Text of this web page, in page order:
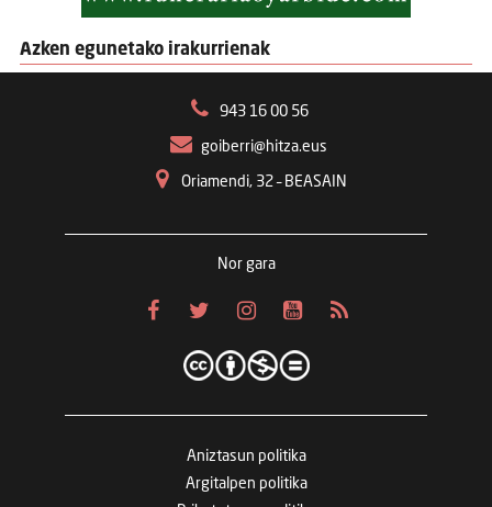
Azken egunetako irakurrienak
943 16 00 56
goiberri@hitza.eus
Oriamendi, 32 – BEASAIN
Nor gara
Aniztasun politika
Argitalpen politika